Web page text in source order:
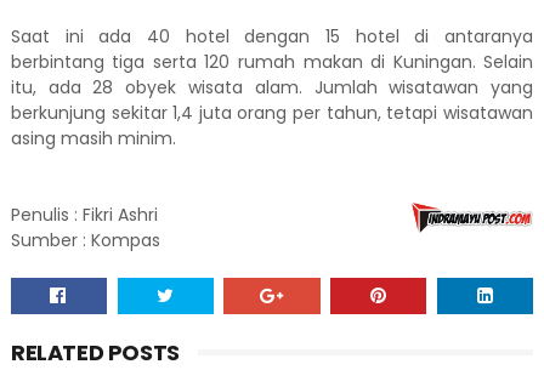
Saat ini ada 40 hotel dengan 15 hotel di antaranya
berbintang tiga serta 120 rumah makan di Kuningan. Selain
itu, ada 28 obyek wisata alam. Jumlah wisatawan yang
berkunjung sekitar 1,4 juta orang per tahun, tetapi wisatawan
asing masih minim.
Penulis : Fikri Ashri
Sumber : Kompas
RELATED POSTS